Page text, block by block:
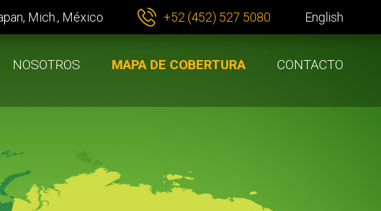
Mich., México +52 (452) 527 5080 English
NOSOTROS MAPA DE COBERTURA CONTACTO